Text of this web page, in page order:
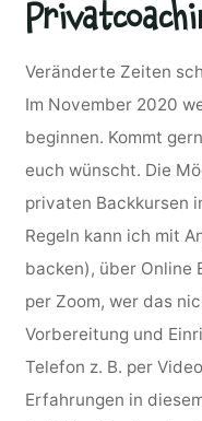
Veränderte Zeiten
Im November 2020
beginnen. Kommt
euch wünscht. Die
privaten Backkursen
Regeln kann ich mit
backen), über Online
per Zoom, wer das
Vorbereitung und
Telefon z. B. per
Erfahrungen in